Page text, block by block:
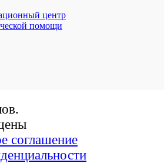
центр
помощи
соглашение